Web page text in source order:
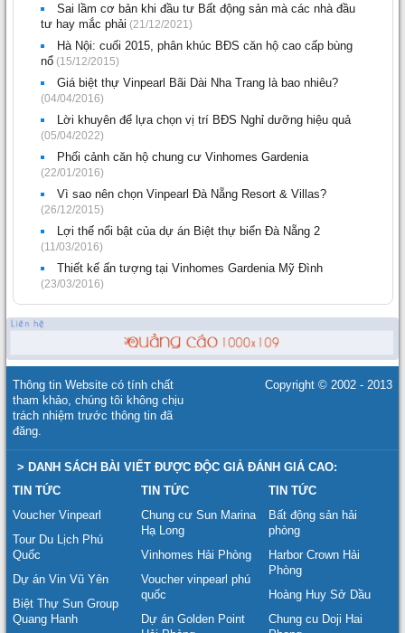
Sai lầm cơ bản khi đầu tư Bất động sản mà các nhà đầu
tư hay mắc phải (21/12/2021)
Hà Nội: cuối 2015, phân khúc BĐS căn hộ cao cấp bùng
nổ (15/12/2015)
Giá biệt thự Vinpearl Bãi Dài Nha Trang là bao nhiêu?
(04/04/2016)
Lời khuyên để lựa chọn vị trí BĐS Nghỉ dưỡng hiệu quả
(05/04/2022)
Phối cảnh căn hộ chung cư Vinhomes Gardenia
(22/01/2016)
Vì sao nên chọn Vinpearl Đà Nẵng Resort & Villas?
(26/12/2015)
Lợi thế nổi bật của dự án Biệt thự biển Đà Nẵng 2
(11/03/2016)
Thiết kế ấn tượng tại Vinhomes Gardenia Mỹ Đình
(23/03/2016)
Thông tin Website có tính chất
tham khảo, chúng tôi không chịu
trách nhiệm trước thông tin đã
đăng.
Copyright © 2002 - 2013
> DANH SÁCH BÀI VIẾT ĐƯỢC ĐỘC GIẢ ĐÁNH GIÁ CAO:
TIN TỨC
Voucher Vinpearl
Tour Du Lịch Phú
Quốc
Dự án Vin Vũ Yên
Biệt Thự Sun Group
Quang Hanh
TIN TỨC
Chung cư Sun Marina
Hạ Long
Vinhomes Hải Phòng
Voucher vinpearl phú
quốc
Dự án Golden Point
TIN TỨC
Bất động sản hải
phòng
Harbor Crown Hải
Phòng
Hoàng Huy Sở Dầu
Chung cu Doji Hai